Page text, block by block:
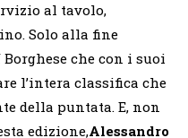
al tavolo,
Solo alla fine
che con i suoi
l’intera classifica che
della puntata. E, non
edizione,Alessandro